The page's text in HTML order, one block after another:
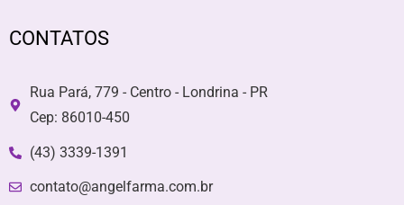
CONTATOS
Rua Pará, 779 - Centro - Londrina - PR
Cep: 86010-450
(43) 3339-1391
contato@angelfarma.com.br